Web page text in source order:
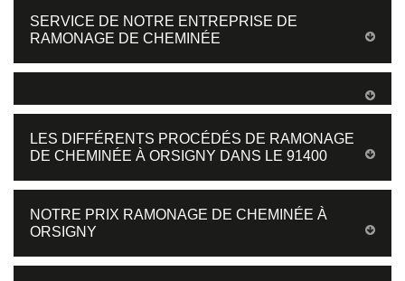
SERVICE DE NOTRE ENTREPRISE DE
RAMONAGE DE CHEMINÉE
LES DIFFÉRENTS PROCÉDÉS DE RAMONAGE
DE CHEMINÉE À ORSIGNY DANS LE 91400
NOTRE PRIX RAMONAGE DE CHEMINÉE À
ORSIGNY